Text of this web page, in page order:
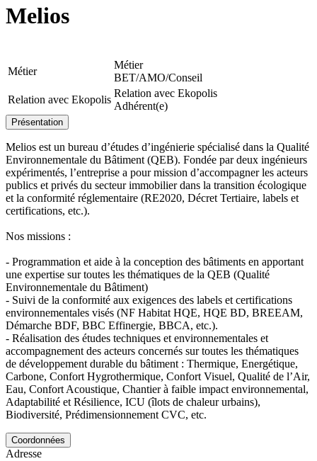
Melios
Métier
Métier
BET/AMO/Conseil
Relation avec Ekopolis
Relation avec Ekopolis
Adhérent(e)
Présentation
Melios est un bureau d’études d’ingénierie spécialisé dans la Qualité
Environnementale du Bâtiment (QEB).​ Fondée par deux ingénieurs
expérimentés, l’entreprise a pour mission d’accompagner les acteurs
publics et privés du secteur immobilier dans la transition écologique
et la conformité réglementaire (RE2020, Décret Tertiaire, labels et
certifications, etc.).
Nos missions :
- Programmation et aide à la conception des bâtiments en apportant
une expertise sur toutes les thématiques de la QEB (Qualité
Environnementale du Bâtiment)
- Suivi de la conformité aux exigences des labels et certifications
environnementales visés (NF Habitat HQE, HQE BD, BREEAM,
Démarche BDF, BBC Effinergie, BBCA, etc.).
- Réalisation des études techniques et environnementales et
accompagnement des acteurs concernés sur toutes les thématiques
de développement durable du bâtiment : Thermique, Energétique,
Carbone, Confort Hygrothermique, Confort Visuel, Qualité de l’Air,
Eau, Confort Acoustique, Chantier à faible impact environnemental,
Adaptabilité et Résilience, ICU (îlots de chaleur urbains),
Biodiversité, Prédimensionnement CVC, etc.
Coordonnées
Adresse